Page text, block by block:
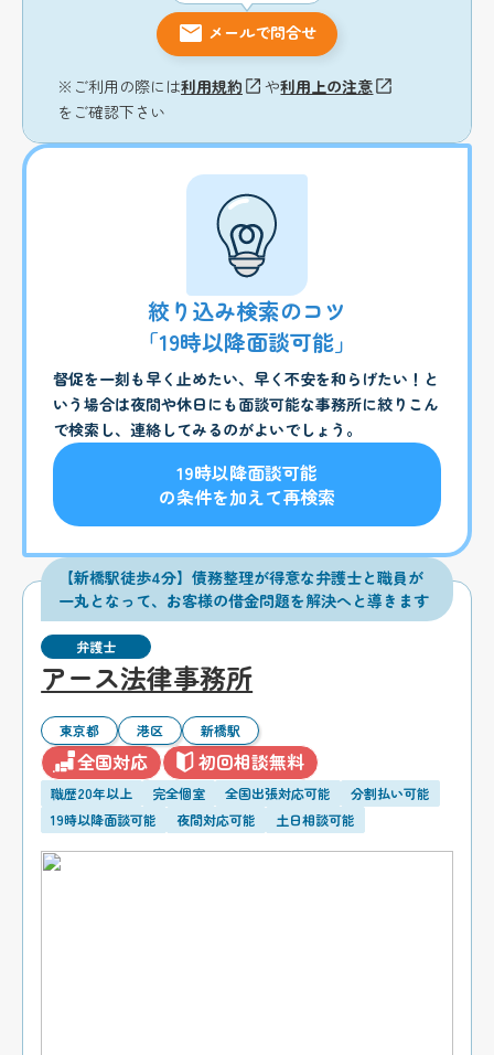
メールで問合せ
※ご利用の際には利用規約 や利用上の注意
をご確認下さい
絞り込み検索のコツ
「19時以降面談可能」
督促を一刻も早く止めたい、早く不安を和らげたい！と
いう場合は夜間や休日にも面談可能な事務所に絞りこん
で検索し、連絡してみるのがよいでしょう。
19時以降面談可能
の条件を加えて再検索
【新橋駅徒歩4分】債務整理が得意な弁護士と職員が
一丸となって、お客様の借金問題を解決へと導きます
弁護士
アース法律事務所
東京都 港区 新橋駅
全国対応 初回相談無料
職歴20年以上 完全個室 全国出張対応可能
分割払い可能
19時以降面談可能
夜間対応可能 土日相談可能